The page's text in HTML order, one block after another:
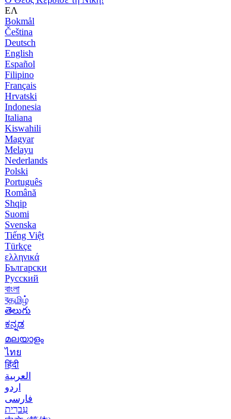
ΕΛ
Bokmål
Čeština
Deutsch
English
Español
Filipino
Français
Hrvatski
Indonesia
Italiana
Kiswahili
Magyar
Melayu
Nederlands
Polski
Português
Română
Shqip
Suomi
Svenska
Tiếng Việt
Türkçe
ελληνικά
Български
Русский
বাংলা
বதமிழ்
తెలుగు
ಕನ್ನಡ
മലയാളം
ไทย
हिंदी
العربية
اردو
فارسی
עִברִית